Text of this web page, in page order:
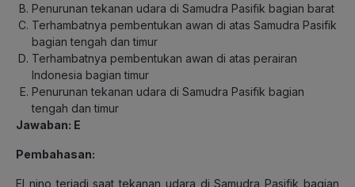
Penurunan tekanan udara di Samudra Pasifik bagian barat
Terhambatnya pembentukan awan di atas Samudra Pasifik
bagian tengah dan timur
Terhambatnya pembentukan awan di atas perairan
Indonesia bagian timur
Penurunan tekanan udara di Samudra Pasifik bagian
tengah dan timur
Jawaban: E
Pembahasan:
El nino terjadi saat tekanan udara di Samudra Pasifik bagian